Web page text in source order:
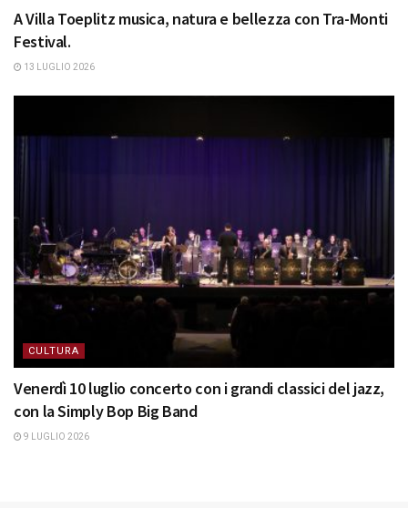
A Villa Toeplitz musica, natura e bellezza con Tra-Monti
Festival.
13 LUGLIO 2026
CULTURA
Venerdì 10 luglio concerto con i grandi classici del jazz,
con la Simply Bop Big Band
9 LUGLIO 2026